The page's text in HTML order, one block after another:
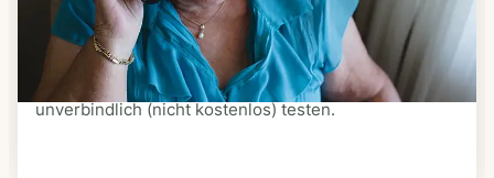
schriftlich oder im Online-Shop Ihres Anbieters.
Ein Kurier liefert Ihnen das bestellte Essen zum
vereinbarten Zeitpunkt nach Hause. Bei vielen
Anbietern können Sie Essen auf Rädern auch
unverbindlich (nicht kostenlos) testen.